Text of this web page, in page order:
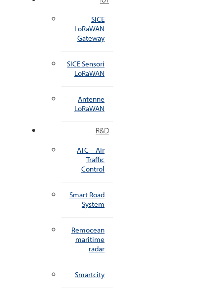
SICE
LoRaWAN
Gateway
SICE Sensori
LoRaWAN
Antenne
LoRaWAN
R&D
ATC – Air
Traffic
Control
Smart Road
System
Remocean
maritime
radar
Smartcity